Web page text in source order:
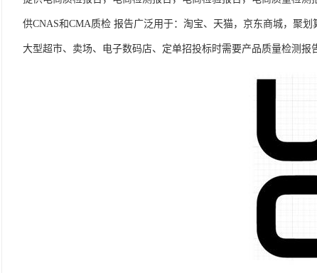
供CNAS和CMA质检 报告广泛用于：淘宝、天猫，京东商城，聚
大型超市、卖场、电子数码店、定单招投标时需要产品质量检测报